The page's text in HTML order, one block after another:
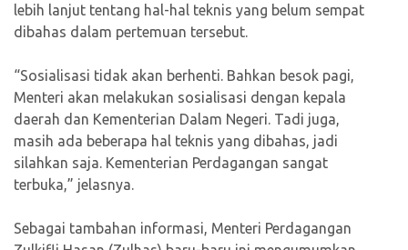
lebih lanjut tentang hal-hal teknis yang belum sempat
dibahas dalam pertemuan tersebut.
“Sosialisasi tidak akan berhenti. Bahkan besok pagi,
Menteri akan melakukan sosialisasi dengan kepala
daerah dan Kementerian Dalam Negeri. Tadi juga,
masih ada beberapa hal teknis yang dibahas, jadi
silahkan saja. Kementerian Perdagangan sangat
terbuka,” jelasnya.
Sebagai tambahan informasi, Menteri Perdagangan